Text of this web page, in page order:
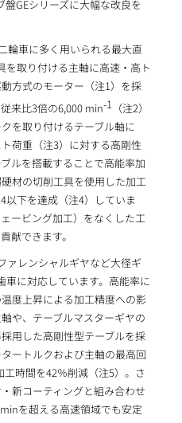
GEシリーズに大幅な改良を
輪車に多く用いられる最大直
取り付ける主軸に高速・高ト
方式のモーター（注1）を採
来比3倍の6,000 min-1 （注2）
を取り付けるテーブル軸に
荷重（注3）に対する高剛性
ルを搭載することで高能率加
材の切削工具を使用した加工
以下を達成（注4）していま
ービング加工）をなくした工
献できます。
ァレンシャルギヤなど大径ギ
に対応しています。高能率に
度上昇による加工精度への影
や、テーブルマスターギヤの
用した高剛性型テーブルを採
ートルクおよび主軸の最高回
時間を42％削減（注5）。さ
新コーティングと組み合わせ
を超える高速領域でも安定